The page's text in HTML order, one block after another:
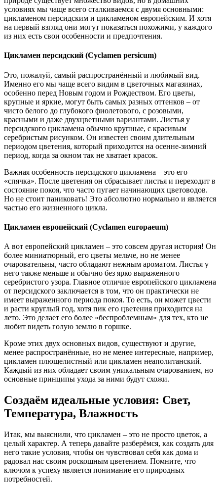
условиях мы чаще всего сталкиваемся с двумя основными:
цикламеном персидским и цикламеном европейским. И хотя
на первый взгляд они могут показаться похожими, у каждого
из них есть свои особенности и предпочтения.
Цикламен персидский (Cyclamen persicum)
Это, пожалуй, самый распространённый и любимый вид.
Именно его мы чаще всего видим в цветочных магазинах,
особенно перед Новым годом и Рождеством. Его цветы,
крупные и яркие, могут быть самых разных оттенков – от
чисто белого до глубокого фиолетового, с розовыми,
красными и даже двухцветными вариантами. Листья у
персидского цикламена обычно крупные, с красивым
серебристым рисунком. Он известен своим длительным
периодом цветения, который приходится на осенне-зимний
период, когда за окном так не хватает красок.
Важная особенность персидского цикламена – это его
«спячка». После цветения он сбрасывает листья и переходит в
состояние покоя, что часто пугает начинающих цветоводов.
Но не стоит паниковать! Это абсолютно нормально и является
частью его жизненного цикла.
Цикламен европейский (Cyclamen europaeum)
А вот европейский цикламен – это совсем другая история! Он
более миниатюрный, его цветы мельче, но не менее
очаровательны, часто обладают нежным ароматом. Листья у
него также меньше и обычно без ярко выраженного
серебристого узора. Главное отличие европейского цикламена
от персидского заключается в том, что он практически не
имеет выраженного периода покоя. То есть, он может цвести
и расти круглый год, хотя пик его цветения приходится на
лето. Это делает его более «беспроблемным» для тех, кто не
любит видеть голую землю в горшке.
Кроме этих двух основных видов, существуют и другие,
менее распространённые, но не менее интересные, например,
цикламен плющелистный или цикламен неаполитанский.
Каждый из них обладает своим уникальным очарованием, но
основные принципы ухода за ними будут схожи.
Создаём идеальные условия: Свет,
Температура, Влажность
Итак, мы выяснили, что цикламен – это не просто цветок, а
целый характер. А теперь давайте разберёмся, как создать для
него такие условия, чтобы он чувствовал себя как дома и
радовал нас своим роскошным цветением. Помните, что
ключом к успеху является понимание его природных
потребностей.